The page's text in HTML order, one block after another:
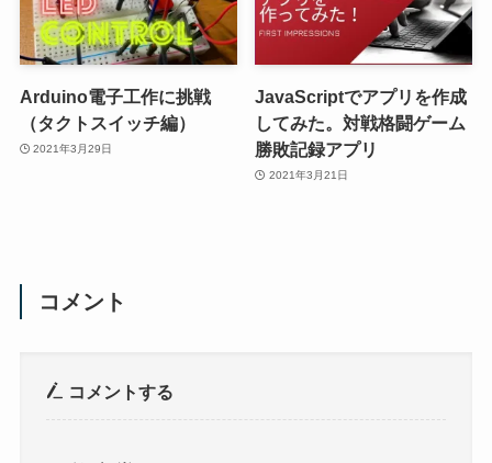
Arduino電子工作に挑戦
（タクトスイッチ編）
2021年3月29日
JavaScriptでアプリを作成
してみた。対戦格闘ゲーム
勝敗記録アプリ
2021年3月21日
コメント
コメントする